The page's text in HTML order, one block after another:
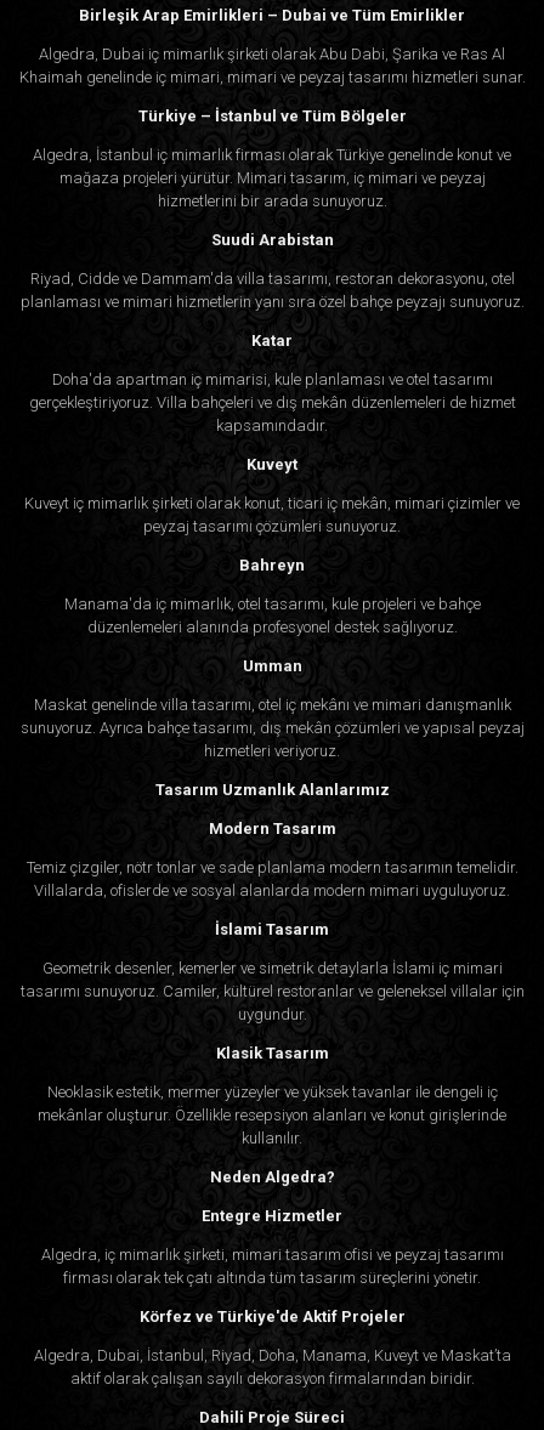
Birleşik Arap Emirlikleri – Dubai ve Tüm Emirlikler
Algedra, Dubai iç mimarlık şirketi olarak Abu Dabi, Şarika ve Ras Al
Khaimah genelinde iç mimari, mimari ve peyzaj tasarımı hizmetleri sunar.
Türkiye – İstanbul ve Tüm Bölgeler
Algedra, İstanbul iç mimarlık firması olarak Türkiye genelinde konut ve
mağaza projeleri yürütür. Mimari tasarım, iç mimari ve peyzaj
hizmetlerini bir arada sunuyoruz.
Suudi Arabistan
Riyad, Cidde ve Dammam'da villa tasarımı, restoran dekorasyonu, otel
planlaması ve mimari hizmetlerin yanı sıra özel bahçe peyzajı sunuyoruz.
Katar
Doha'da apartman iç mimarisi, kule planlaması ve otel tasarımı
gerçekleştiriyoruz. Villa bahçeleri ve dış mekân düzenlemeleri de hizmet
kapsamındadır.
Kuveyt
Kuveyt iç mimarlık şirketi olarak konut, ticari iç mekân, mimari çizimler ve
peyzaj tasarımı çözümleri sunuyoruz.
Bahreyn
Manama'da iç mimarlık, otel tasarımı, kule projeleri ve bahçe
düzenlemeleri alanında profesyonel destek sağlıyoruz.
Umman
Maskat genelinde villa tasarımı, otel iç mekânı ve mimari danışmanlık
sunuyoruz. Ayrıca bahçe tasarımı, dış mekân çözümleri ve yapısal peyzaj
hizmetleri veriyoruz.
Tasarım Uzmanlık Alanlarımız
Modern Tasarım
Temiz çizgiler, nötr tonlar ve sade planlama modern tasarımın temelidir.
Villalarda, ofislerde ve sosyal alanlarda modern mimari uyguluyoruz.
İslami Tasarım
Geometrik desenler, kemerler ve simetrik detaylarla İslami iç mimari
tasarımı sunuyoruz. Camiler, kültürel restoranlar ve geleneksel villalar için
uygundur.
Klasik Tasarım
Neoklasik estetik, mermer yüzeyler ve yüksek tavanlar ile dengeli iç
mekânlar oluşturur. Özellikle resepsiyon alanları ve konut girişlerinde
kullanılır.
Neden Algedra?
Entegre Hizmetler
Algedra, iç mimarlık şirketi, mimari tasarım ofisi ve peyzaj tasarımı
firması olarak tek çatı altında tüm tasarım süreçlerini yönetir.
Körfez ve Türkiye'de Aktif Projeler
Algedra, Dubai, İstanbul, Riyad, Doha, Manama, Kuveyt ve Maskat’ta
aktif olarak çalışan sayılı dekorasyon firmalarından biridir.
Dahili Proje Süreci